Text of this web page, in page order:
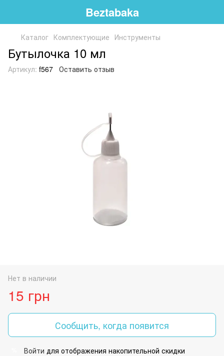
Beztabaka
Каталог Комплектующие Инструменты
Бутылочка 10 мл
Артикул: f567 Оставить отзыв
Нет в наличии
15 грн
Сообщить, когда появится
Войти для отображения накопительной скидки